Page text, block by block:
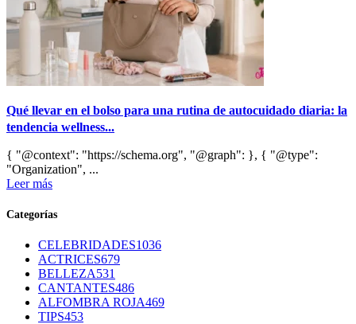
Qué llevar en el bolso para una rutina de autocuidado diaria: la
tendencia wellness...
{ "@context": "https://schema.org", "@graph": }, { "@type":
"Organization", ...
Leer más
Categorías
CELEBRIDADES1036
ACTRICES679
BELLEZA531
CANTANTES486
ALFOMBRA ROJA469
TIPS453